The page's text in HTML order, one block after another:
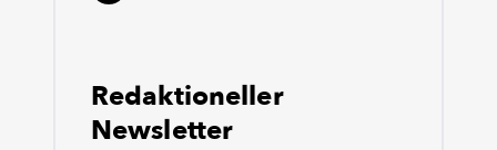
Redaktioneller
Newsletter